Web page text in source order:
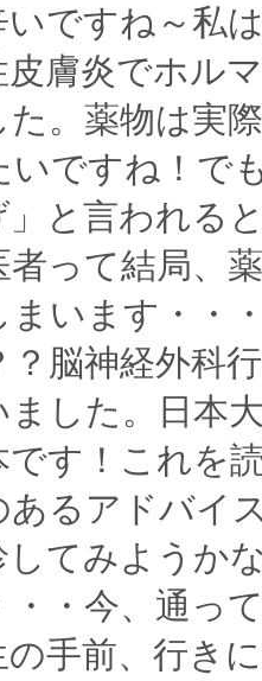
いですね～私
皮膚炎でホル
た。薬物は実
いですね！で
」と言われる
者って結局、
まいます・・
？脳神経外科
した。日本
です！これを
あるアドバイ
してみようか
・・今、通っ
の手前、行き